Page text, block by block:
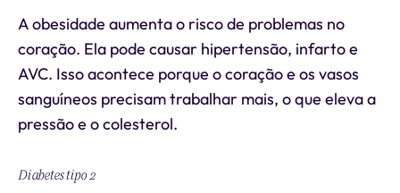
A obesidade aumenta o risco de problemas no
coração. Ela pode causar hipertensão, infarto e
AVC. Isso acontece porque o coração e os vasos
sanguíneos precisam trabalhar mais, o que eleva a
pressão e o colesterol.
Diabetes tipo 2